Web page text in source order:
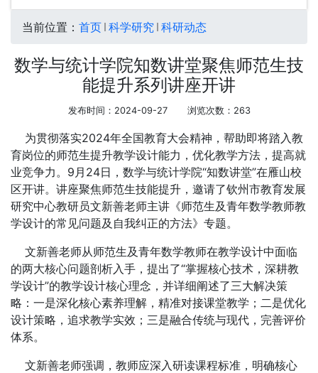
当前位置： 首页 科学研究 科研动态
数学与统计学院知数讲堂聚焦师范生技
能提升系列讲座开讲
发布时间：2024-09-27 浏览次数： 263
为贯彻落实2024年全国教育大会精神，帮助即将踏入教
育岗位的师范生提升教学设计能力，优化教学方法，提高就
业竞争力。9月24日，数学与统计学院“知数讲堂”在雁山校
区开讲。讲座聚焦师范生技能提升，邀请了钦州市教育发展
研究中心教研员文新善老师主讲《师范生及青年数学教师教
学设计的常见问题及自我纠正的方法》专题。
文新善老师从师范生及青年数学教师在教学设计中面临
的两大核心问题剖析入手，提出了“掌握核心技术，深耕教
学设计”的教学设计核心理念，并详细阐述了三大解决策
略：一是深化核心素养理解，精准对接课堂教学；二是优化
设计策略，追求教学实效；三是融合传统与现代，完善评价
体系。
文新善老师强调，教师应深入研读课程标准，明确核心